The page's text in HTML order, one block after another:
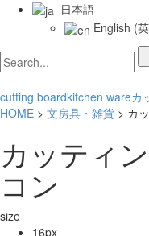
日本語
English (
cutting boardkitchen wareカ
HOME > 文房具・雑貨 > カ
カッティ
コン
size
16px